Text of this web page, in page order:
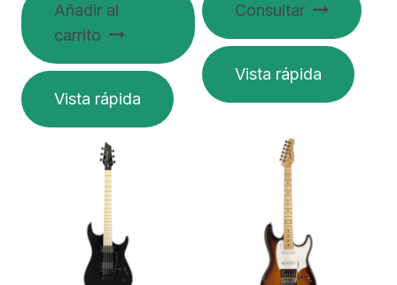
Añadir al
carrito
Vista rápida
Consultar
Vista rápida